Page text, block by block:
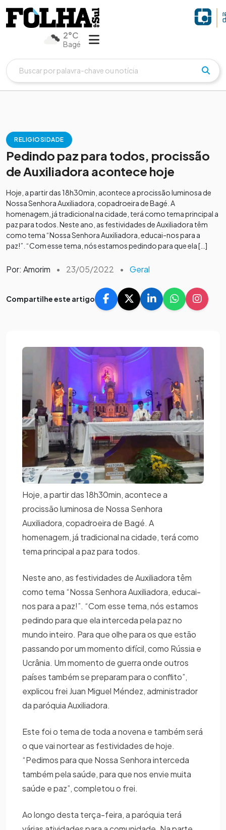
2°C
Bagé
RELIGIOSIDADE
Pedindo paz para todos, procissão
de Auxiliadora acontece hoje
Hoje, a partir das 18h30min, acontece a procissão luminosa de
Nossa Senhora Auxiliadora, copadroeira de Bagé. A
homenagem, já tradicional na cidade, terá como tema principal a
paz para todos. Neste ano, as festividades de Auxiliadora têm
como tema “Nossa Senhora Auxiliadora, educai-nos para a
paz!”. “Com esse tema, nós estamos pedindo para que ela […]
Por: Amorim • 23/05/2022 • Geral
Compartilhe este artigo
Hoje, a partir das 18h30min, acontece a
procissão luminosa de Nossa Senhora
Auxiliadora, copadroeira de Bagé. A
homenagem, já tradicional na cidade, terá como
tema principal a paz para todos.
Neste ano, as festividades de Auxiliadora têm
como tema “Nossa Senhora Auxiliadora, educai-
nos para a paz!”. “Com esse tema, nós estamos
pedindo para que ela interceda pela paz no
mundo inteiro. Para que olhe para os que estão
passando por um momento difícil, como Rússia e
Ucrânia. Um momento de guerra onde outros
países também se preparam para o conflito”,
explicou frei Juan Miguel Méndez, administrador
da paróquia Auxiliadora.
Este foi o tema de toda a novena e também será
o que vai nortear as festividades de hoje.
“Pedimos para que Nossa Senhora interceda
também pela saúde, para que nos envie muita
saúde e paz”, completou o frei.
Ao longo desta terça-feira, a paróquia terá